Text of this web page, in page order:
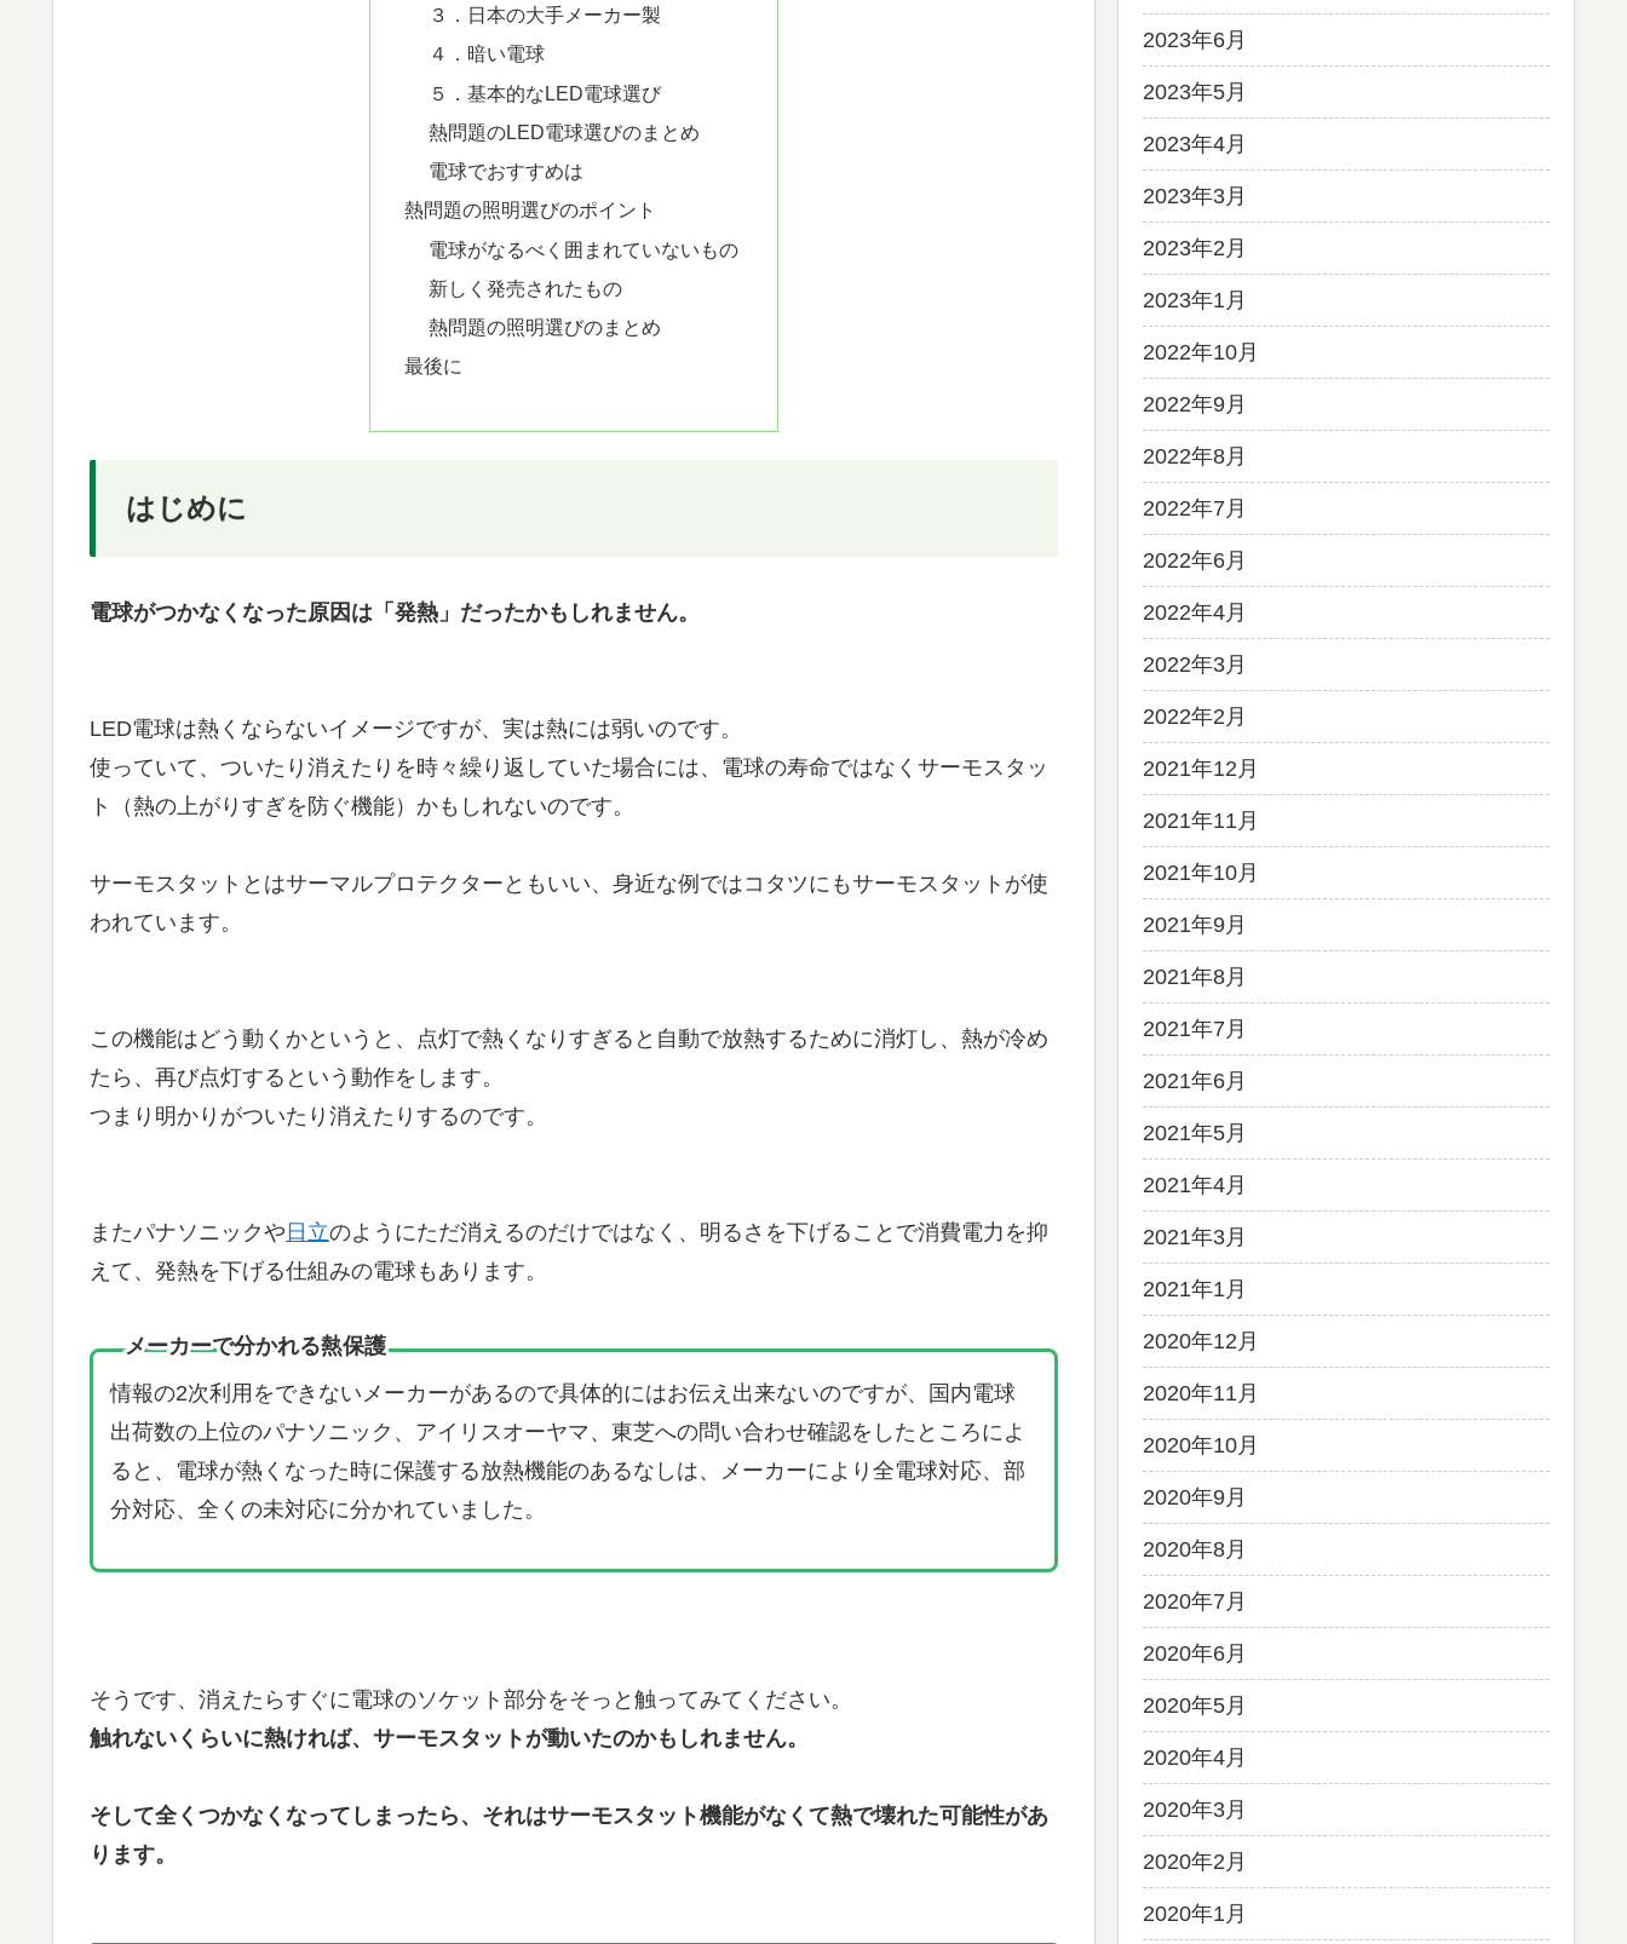
３．日本の大手メーカー製
４．暗い電球
５．基本的なLED電球選び
熱問題のLED電球選びのまとめ
電球でおすすめは
熱問題の照明選びのポイント
電球がなるべく囲まれていないもの
新しく発売されたもの
熱問題の照明選びのまとめ
最後に
はじめに
電球がつかなくなった原因は「発熱」だったかもしれません。
LED電球は熱くならないイメージですが、実は熱には弱いのです。
使っていて、ついたり消えたりを時々繰り返していた場合には、電球の寿命ではなくサーモスタッ
ト（熱の上がりすぎを防ぐ機能）かもしれないのです。
サーモスタットとはサーマルプロテクターともいい、身近な例ではコタツにもサーモスタットが使
われています。
この機能はどう動くかというと、点灯で熱くなりすぎると自動で放熱するために消灯し、熱が冷め
たら、再び点灯するという動作をします。
つまり明かりがついたり消えたりするのです。
またパナソニックや 日立のようにただ消えるのだけではなく、明るさを下げることで消費電力を抑
えて、発熱を下げる仕組みの電球もあります。
メーカーで分かれる熱保護
情報の2次利用をできないメーカーがあるので具体的にはお伝え出来ないのですが、国内電球
出荷数の上位のパナソニック、アイリスオーヤマ、東芝への問い合わせ確認をしたところによ
ると、電球が熱くなった時に保護する放熱機能のあるなしは、メーカーにより全電球対応、部
分対応、全くの未対応に分かれていました。
そうです、消えたらすぐに電球のソケット部分をそっと触ってみてください。
触れないくらいに熱ければ、サーモスタットが動いたのかもしれません。
そして全くつかなくなってしまったら、それはサーモスタット機能がなくて熱で壊れた可能性があ
ります。
2023年6月
2023年5月
2023年4月
2023年3月
2023年2月
2023年1月
2022年10月
2022年9月
2022年8月
2022年7月
2022年6月
2022年4月
2022年3月
2022年2月
2021年12月
2021年11月
2021年10月
2021年9月
2021年8月
2021年7月
2021年6月
2021年5月
2021年4月
2021年3月
2021年1月
2020年12月
2020年11月
2020年10月
2020年9月
2020年8月
2020年7月
2020年6月
2020年5月
2020年4月
2020年3月
2020年2月
2020年1月